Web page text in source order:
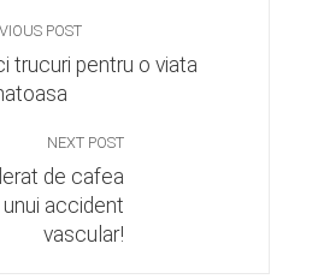
POST
trucuri pentru o viata
NEXT POST
de cafea
accident
vascular!